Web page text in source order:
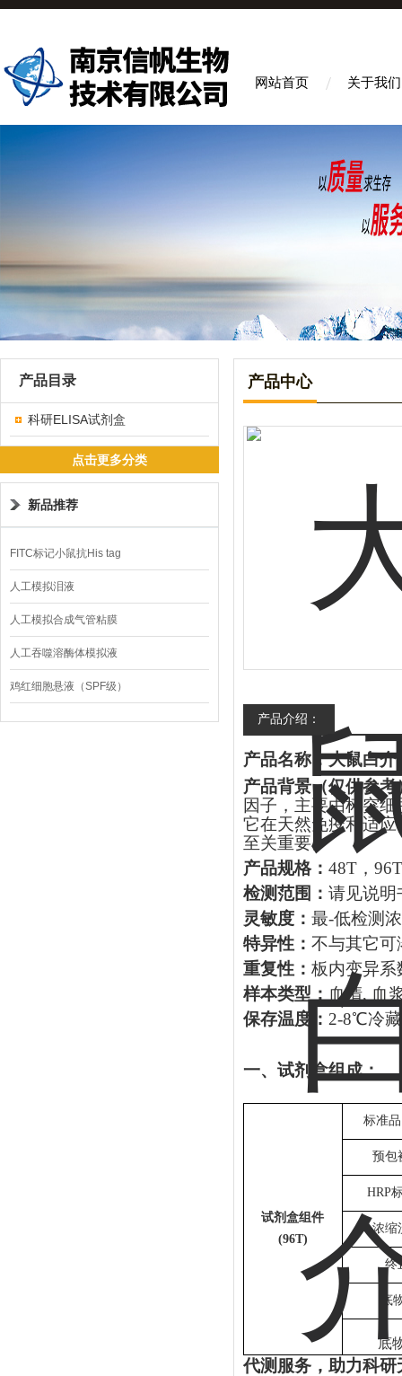
网站首页 关于我们
产品目录
科研ELISA试剂盒
点击更多分类
新品推荐
FITC标记小鼠抗His tag
人工模拟泪液
人工模拟合成气管粘膜
人工吞噬溶酶体模拟液
鸡红细胞悬液（SPF级）
产品中心
产品介绍：
产品名称：大鼠白介
产品背景（仅供参考
因子，主要由树突细
它在天然免疫和适
至关重要。
产品规格： 48T，96T
检测范围： 请见说明
灵敏度： 最-低检测
特异性： 不与其它可
重复性： 板内变异系
样本类型： 血清, 血
保存温度： 2-8℃冷
一、试剂盒组成：
试剂盒组件
(96T)
标准
预包
HRP
浓缩
终
底
底
代测服务，助力科研